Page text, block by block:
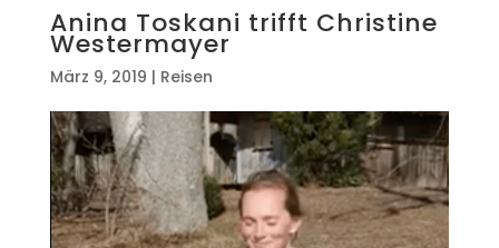
Anina Toskani trifft Christine
Westermayer
März 9, 2019 | Reisen